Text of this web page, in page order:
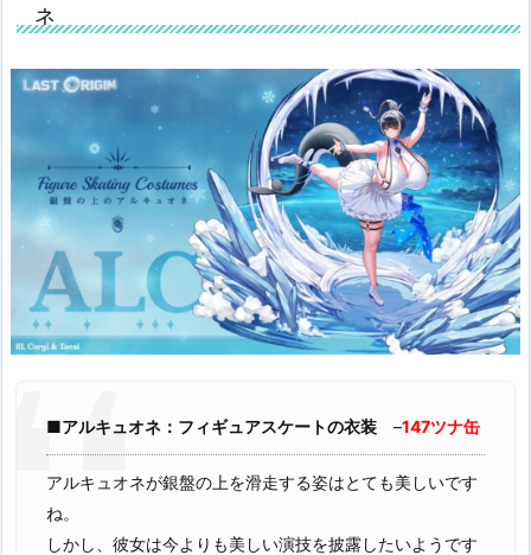
ネ
■アルキュオネ：フィギュアスケートの衣装 –147ツナ缶
アルキュオネが銀盤の上を滑走する姿はとても美しいです
ね。
しかし、彼女は今よりも美しい演技を披露したいようです